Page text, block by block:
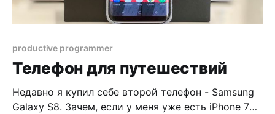
productive programmer
Телефон для путешествий
Недавно я купил себе второй телефон - Samsung
Galaxy S8. Зачем, если у меня уже есть iPhone 7+?